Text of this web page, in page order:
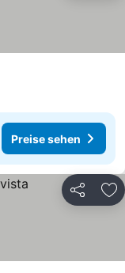
Preise sehen
Teilen